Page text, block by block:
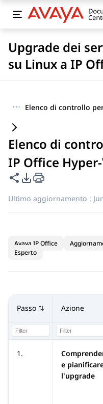
Upgrade dei
su Linux a IP
···
Elenco di
IP Office
Condividi questa
Opzioni di
Ultimo aggiornamento :
Avaya IP Office
Esperto
Passo Azione
1.
e
l'upgrade